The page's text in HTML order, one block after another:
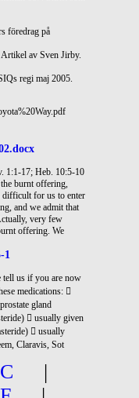
föredrag på
av Sven Jirby.
regi maj 2005.
1:1-17; Heb. 10:5-10
burnt offering,
difficult for us to enter
and we admit that
very few
offering. We
1
us if you are now
medications: 
gland
 usually given
 usually
Claravis, Sot
C
|